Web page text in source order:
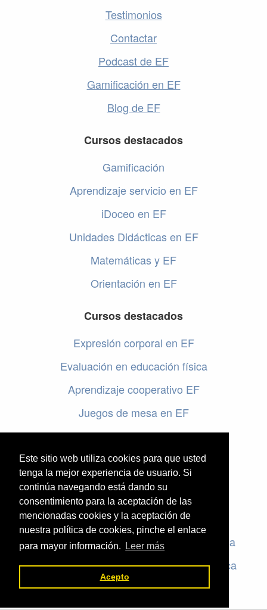
Este sitio web utiliza cookies para que usted
tenga la mejor experiencia de usuario. Si
continúa navegando está dando su
consentimiento para la aceptación de las
mencionadas cookies y la aceptación de
nuestra política de cookies, pinche el enlace
para mayor información.
Leer más
Acepto
Testimonios
Contactar
Podcast de EF
Gamificación en EF
Blog de EF
Cursos destacados
Gamificación
Aprendizaje servicio en EF
iDoceo en EF
Unidades Didácticas en EF
Matemáticas y EF
Orientación en EF
Cursos destacados
Expresión corporal en EF
Evaluación en educación física
Aprendizaje cooperativo EF
Juegos de mesa en EF
Programar en EF
Cursos online de educación física
Artículos destacados
Evaluación en educación física
Criterios de evaluación en educación física
Rúbricas de evaluación en educación física